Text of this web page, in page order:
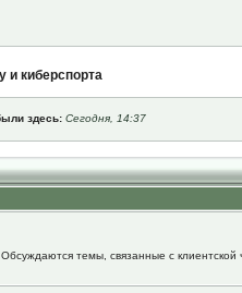
киберспорта
здесь: Сегодня, 14:37
Обсуждаются темы, связанные с клиентской